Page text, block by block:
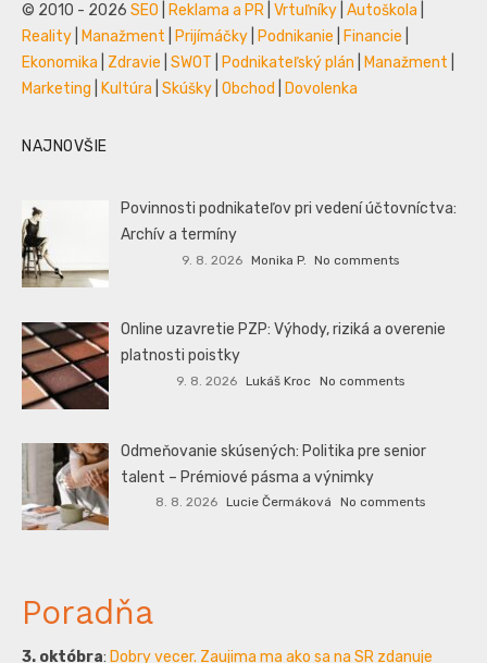
© 2010 - 2026 SEO Reklama a PR Vrtuľníky Autoškola
Reality
Manažment Prijímáčky Podnikanie Financie
Ekonomika
Zdravie SWOT Podnikateľský plán Manažment
Marketing
Kultúra Skúšky Obchod Dovolenka
NAJNOVŠIE
Povinnosti podnikateľov pri vedení účtovníctva:
Archív a termíny
9. 8. 2026 Monika P. No comments
Online uzavretie PZP: Výhody, riziká a overenie
platnosti poistky
9. 8. 2026 Lukáš Kroc No comments
Odmeňovanie skúsených: Politika pre senior
talent – Prémiové pásma a výnimky
8. 8. 2026 Lucie Čermáková No comments
Poradňa
3. októbra: Dobry vecer. Zaujima ma ako sa na SR zdanuje